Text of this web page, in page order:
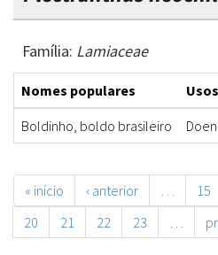
Família: Lamiaceae
Nomes populares
Boldinho, boldo brasileiro
« início ‹ anterior … 15
20
21 22 23 …